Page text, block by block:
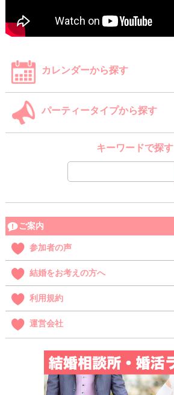
カレンダーから探す
パーティータイプから探す
キーワードで探す
ご案内
参加者の声
結婚をお考えの方へ
利用規約
運営会社